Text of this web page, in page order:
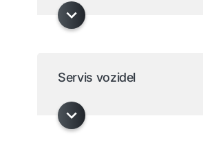
Servis vozidel